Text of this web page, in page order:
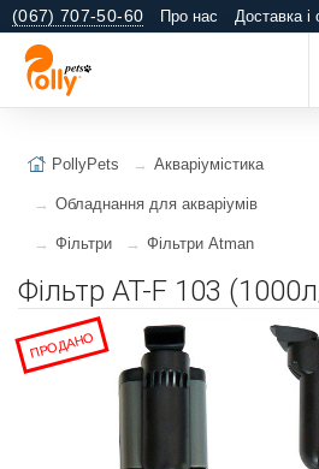
(067) 707-50-60 Про нас Доставка і
PollyPets Акваріумістика
Обладнання для акваріумів
Фільтри Фільтри Atman
Фільтр AT-F 103
ПРОДАНО